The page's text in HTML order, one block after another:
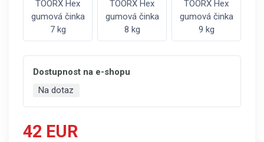
TOORX Hex
gumová činka
7 kg
TOORX Hex
gumová činka
8 kg
TOORX Hex
gumová činka
9 kg
Dostupnost na e-shopu
Na dotaz
42 EUR